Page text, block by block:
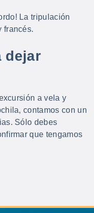
La tripulación
francés.
dejar
a vela y
contamos con un
Sólo debes
que tengamos